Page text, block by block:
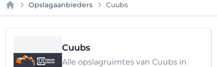
Home
Opslagaanbieders Cuubs
Cuubs
Alle opslagruimtes van Cuubs in